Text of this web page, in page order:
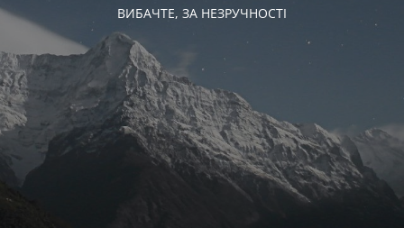
ВИБАЧТЕ, ЗА НЕЗРУЧНОСТІ